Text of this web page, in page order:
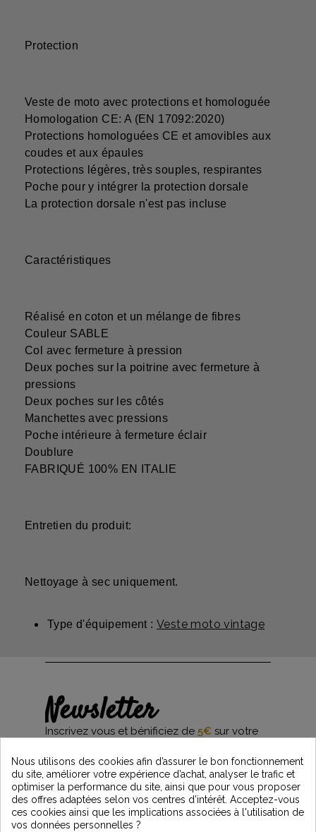
Protection
Veste de moto avec protections et homologuée
Homologation CE: A (EN 17092:2020)
Protections homologuées CE et amovibles aux
coudes et aux épaules
Protections légères, très souples, respirantes
Poche pour y intégrer la protection dorsale
La protection dorsale n'est pas incluse
Caractéristiques
Réalisé en coton et un mélange de fibres
Couleur SABLE
Col avec fermeture à pression
Deux poches sur la poitrine avec fermeture à
pressions
Deux poches sur les côtés
Manchettes avec pressions
Poche intérieure à fermeture éclair
Doublure
FABRIQUÉ 100% EN ITALIE
Entretien du produit:
Nettoyage à sec uniquement.
Type d'équipement : Veste moto vintage
Newsletter
Inscrivez vous et bénificiez de 5€ sur votre
et restez informés des dernières nouveautés
Vintage Motors
*Dès 99€ d'achat. En vous abonnant à notre newsletter, vous reconnaissez avoir pris
Nous utilisons des cookies afin d’assurer le bon fonctionnement
du site, améliorer votre expérience d’achat, analyser le trafic et
optimiser la performance du site, ainsi que pour vous proposer
des offres adaptées selon vos centres d’intérêt. Acceptez-vous
ces cookies ainsi que les implications associées à l'utilisation de
vos données personnelles ?